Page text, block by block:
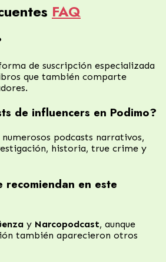
FAQ
de suscripción especializada
que también comparte
de influencers en Podimo?
podcasts narrativos,
historia, true crime y
recomiendan en este
y Narcopodcast, aunque
también aparecieron otros